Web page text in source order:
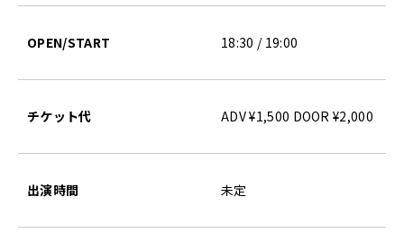
OPEN/START 18:30 / 19:00
チケット代 ADV ¥1,500 DOOR ¥2,000
出演時間 未定